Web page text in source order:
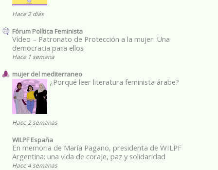
Hace 2 días
Fórum Política Feminista
Vídeo – Patronato de Protección a la mujer: Una
democracia para ellos
Hace 1 semana
mujer del mediterraneo
¿Porqué leer literatura feminista árabe?
Hace 2 semanas
WILPF España
En memoria de María Pagano, presidenta de WILPF
Argentina: una vida de coraje, paz y solidaridad
Hace 4 semanas